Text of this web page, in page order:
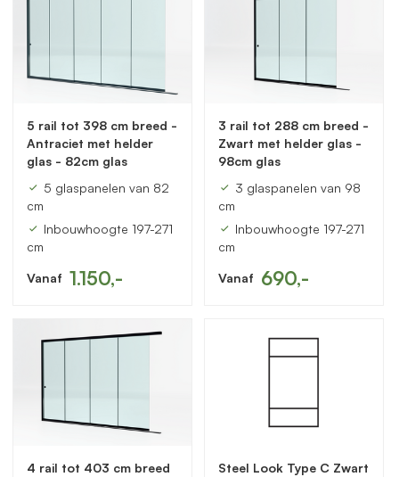
5 rail tot 398 cm breed -
Antraciet met helder
glas - 82cm glas
5 glaspanelen van 82
cm
Inbouwhoogte 197-271
cm
Vanaf 1.150,-
3 rail tot 288 cm breed -
Zwart met helder glas -
98cm glas
3 glaspanelen van 98
cm
Inbouwhoogte 197-271
cm
Vanaf 690,-
4 rail tot 403 cm breed
Steel Look Type C Zwart